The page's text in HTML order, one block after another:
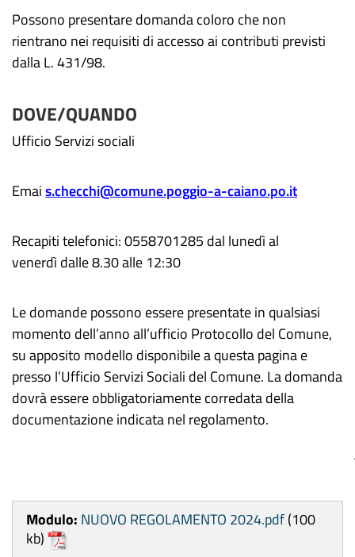
Possono presentare domanda coloro che non
rientrano nei requisiti di accesso ai contributi previsti
dalla L. 431/98.
DOVE/QUANDO
Ufficio Servizi sociali
Emais.checchi@comune.poggio-a-caiano.po.it
Recapiti telefonici:0558701285 dal lunedì al
venerdì dalle 8.30 alle 12:30
Le domande possono essere presentate in qualsiasi
momento dell’anno all’ufficio Protocollo del Comune,
su apposito modello disponibile a questa pagina e
presso l’Ufficio Servizi Sociali del Comune. La domanda
dovrà essere obbligatoriamente corredata della
documentazione indicata nel regolamento.
Modulo: NUOVO REGOLAMENTO 2024.pdf(100
kb)